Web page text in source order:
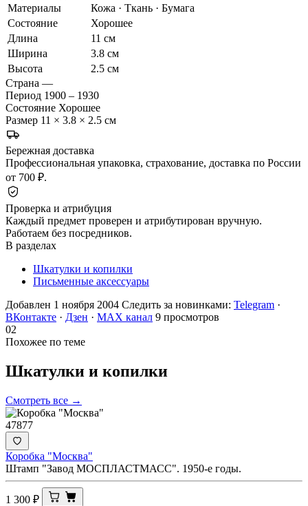
Материалы
Кожа · Ткань · Бумага
Состояние
Хорошее
Длина
11 см
Ширина
3.8 см
Высота
2.5 см
Страна —
Период 1900 – 1930
Состояние Хорошее
Размер 11 × 3.8 × 2.5 см
Бережная доставка
Профессиональная упаковка, страхование, доставка по России
от 700 ₽.
Проверка и атрибуция
Каждый предмет проверен и атрибутирован вручную.
Работаем без посредников.
В разделах
Шкатулки и копилки
Письменные аксессуары
Добавлен 1 ноября 2004 Следить за новинками: Telegram ·
ВКонтакте · Дзен · MAX канал 9 просмотров
02
Похожее по теме
Шкатулки и копилки
Смотреть все →
47877
Коробка "Москва"
Штамп "Завод МОСПЛАСТМАСС". 1950-е годы.
1 300 ₽